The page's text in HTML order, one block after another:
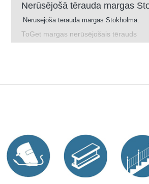
Nerūsējošā tērauda margas
Nerūsējošā tērauda margas Stokholmā.
ToGet margas nerūsējošais tērauds